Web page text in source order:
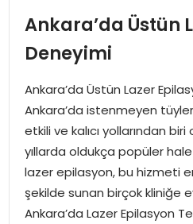
TEKNOLOJI
EKONOMI
SPOR
SIYASET
MAGAZIN
Ankara’da Üstün
Deneyimi
Ankara’da Üstün Lazer
Ankara’da istenmeyen
etkili ve kalıcı yollarından
yıllarda oldukça popüler
lazer epilasyon, bu hizmeti
şekilde sunan birçok kliniğe
Ankara’da Lazer Epilasyon